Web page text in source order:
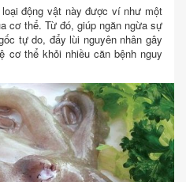
động vật này được ví như một
cơ thể. Từ đó, giúp ngăn ngừa sự
tự do, đẩy lùi nguyên nhân gây
cơ thể khỏi nhiều căn bệnh nguy